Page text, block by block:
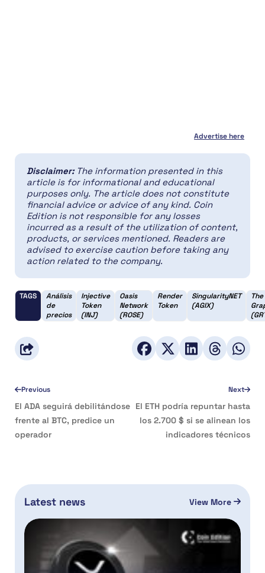
Advertise here
Disclaimer: The information presented in this
article is for informational and educational
purposes only. The article does not constitute
financial advice or advice of any kind. Coin
Edition is not responsible for any losses
incurred as a result of the utilization of content,
products, or services mentioned. Readers are
advised to exercise caution before taking any
action related to the company.
TAGS
Análisis
de
precios
Injective
Token
(INJ)
Oasis
Network
(ROSE)
Render
Token
SingularityNET
(AGIX)
The
Previous
El ADA seguirá debilitándose
frente al BTC, predice un
operador
Next
El ETH podría repuntar hasta
los 2.700 $ si se alinean los
indicadores técnicos
Latest news View More